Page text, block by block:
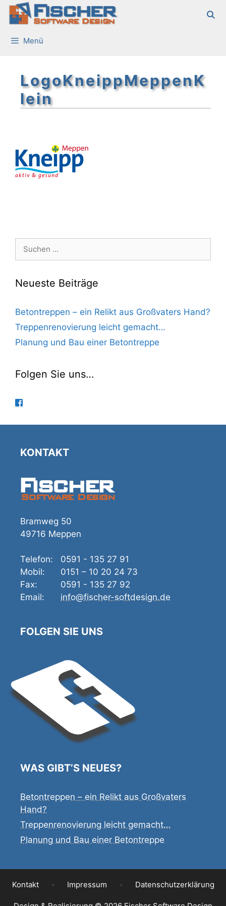
Zum
Inhalt
springen
Fischer
Software Design
Menü
LogoKneippMeppenK
lein
Suchen
Neueste Beiträge
Betontreppen – ein Relikt aus Großvaters Hand?
Treppenrenovierung leicht gemacht…
Planung und Bau einer Betontreppe
Folgen Sie uns…
KONTAKT
Fischer
Software Design
Bramweg 50
49716 Meppen
Telefon:
0591 - 135 27 91
Mobil:
0151 – 10 20 24 73
Fax:
0591 - 135 27 92
Email:
info@fischer-softdesign.de
FOLGEN SIE UNS
WAS GIBT’S NEUES?
Betontreppen – ein Relikt aus Großvaters
Hand?
Treppenrenovierung leicht gemacht…
Planung und Bau einer Betontreppe
Kontakt • Impressum • Datenschutzerklärung